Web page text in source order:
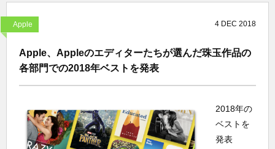
Apple 4 DEC 2018
Apple、Appleのエディターたちが選んだ珠玉作品の
各部門での2018年ベストを発表
2018年の
ベストを
発表